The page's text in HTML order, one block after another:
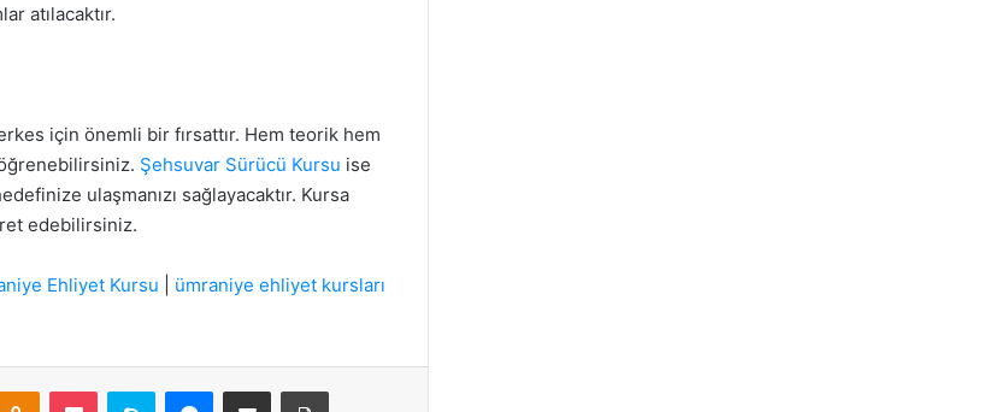
atılacaktır.
için önemli bir fırsattır. Hem teorik hem
Şehsuvar Sürücü Kursu ise
ulaşmanızı sağlayacaktır. Kursa
edebilirsiniz.
Ehliyet Kursu
ümraniye ehliyet kursları
Odnoklassniki
Pocket Skype Messenger
E-Posta ile paylaş Yazdır